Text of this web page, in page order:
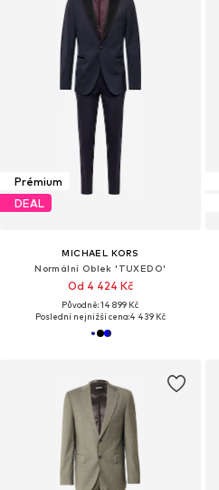
Prémium
DEAL
MICHAEL KORS
Normální Oblek 'TUXEDO'
Od 4 424 Kč
Původně: 14 899 Kč
Poslední nejnižší cena:4 439 Kč